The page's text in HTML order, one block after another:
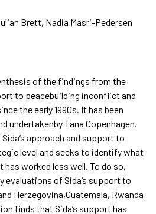
Brett, Nadia Masri-Pedersen
of the findings from the
to peacebuilding inconflict and
the early 1990s. It has been
undertakenby Tana Copenhagen.
approach and support to
level and seeks to identify what
has worked less well. To do so,
of Sida’s support to
Herzegovina,Guatemala, Rwanda
finds that Sida’s support has